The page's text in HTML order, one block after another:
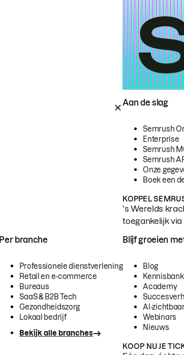
Aan de slag
Semrush
Enterprise
Semrush
Semrush
Onze
Boek een
KOPPEL
's Werelds
toegankelijk
Per branche
Professionele dienstverlening
Retail en e-commerce
Bureaus
SaaS & B2B Tech
Gezondheidszorg
Lokaal bedrijf
Bekijk alle branches
Blijf groeien
Blog
Kennisbank
Academy
AI-
Webinars
Nieuws
KOOP NU JE